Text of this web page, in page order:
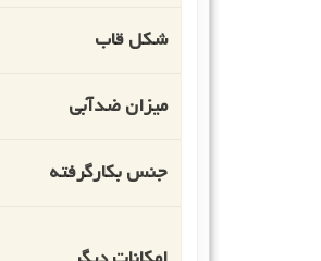
شکل قاب
میزان ضدآبی
جنس بکارگرفته